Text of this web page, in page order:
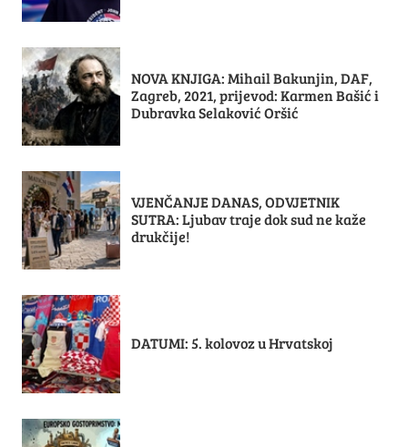
NOVA KNJIGA: Mihail Bakunjin, DAF,
Zagreb, 2021, prijevod: Karmen Bašić i
Dubravka Selaković Oršić
VJENČANJE DANAS, ODVJETNIK
SUTRA: Ljubav traje dok sud ne kaže
drukčije!
DATUMI: 5. kolovoz u Hrvatskoj